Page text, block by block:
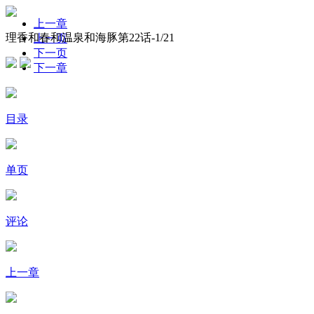
理香和春和温泉和海豚第22话-1/21
上一章
上一页
下一页
下一章
目录
单页
评论
上一章